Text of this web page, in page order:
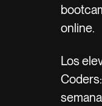
online.
Los